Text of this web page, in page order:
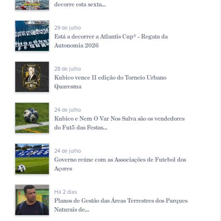
decorre esta sexta...
29 de julho
Está a decorrer a Atlantis Cup® - Regata da
Autonomia 2026
28 de julho
Kubico vence II edição do Torneio Urbano
Quaresma
24 de julho
Kubico e Nem O Var Nos Salva são os vendedores
do Fut5 das Festas...
24 de julho
Governo reúne com as Associações de Futebol dos
Açores
Há 2 dias
Planos de Gestão das Áreas Terrestres dos Parques
Naturais de...